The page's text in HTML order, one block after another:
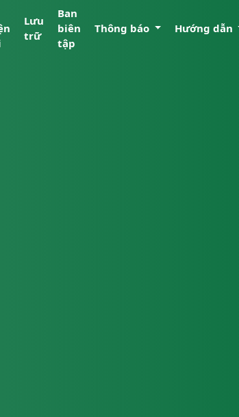
Lưu
trữ
Ban
biên
tập
Thông báo Hướng dẫn